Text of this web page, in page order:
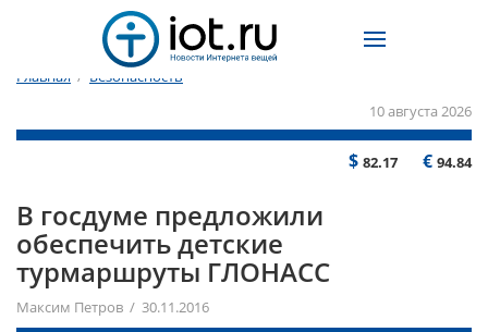
Главная / Безопасность
10 августа 2026
$ 82.17 € 94.84
В госдуме предложили
обеспечить детские
турмаршруты ГЛОНАСС
Максим Петров / 30.11.2016